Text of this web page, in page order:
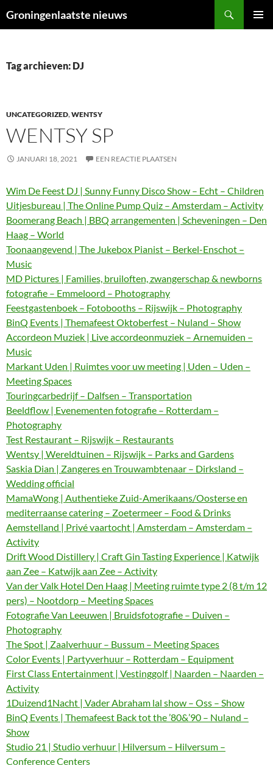
naar
Groningenlaatste nieuws
Tag archieven: DJ
UNCATEGORIZED,WENTSY
WENTSY SP
JANUARI 18, 2021 EEN REACTIE PLAATSEN
Wim De Feest DJ | Sunny Funny Disco Show – Echt – Children
Uitjesbureau | The Online Pump Quiz – Amsterdam – Activity
Boomerang Beach | BBQ arrangementen | Scheveningen – Den
Haag – World
Toonaangevend | The Jukebox Pianist – Berkel-Enschot –
Music
MD Pictures | Families, bruiloften, zwangerschap & newborns
fotografie – Emmeloord – Photography
Feestgastenboek – Fotobooths – Rijswijk – Photography
BinQ Events | Themafeest Oktoberfest – Nuland – Show
Accordeon Muziek | Live accordeonmuziek – Arnemuiden –
Music
Markant Uden | Ruimtes voor uw meeting | Uden – Uden –
Meeting Spaces
Touringcarbedrijf – Dalfsen – Transportation
Beeldflow | Evenementen fotografie – Rotterdam –
Photography
Test Restaurant – Rijswijk – Restaurants
Wentsy | Wereldtuinen – Rijswijk – Parks and Gardens
Saskia Dian | Zangeres en Trouwambtenaar – Dirksland –
Wedding official
MamaWong | Authentieke Zuid-Amerikaans/Oosterse en
mediterraanse catering – Zoetermeer – Food & Drinks
Aemstelland | Privé vaartocht | Amsterdam – Amsterdam –
Activity
Drift Wood Distillery | Craft Gin Tasting Experience | Katwijk
aan Zee – Katwijk aan Zee – Activity
Van der Valk Hotel Den Haag | Meeting ruimte type 2 (8 t/m 12
pers) – Nootdorp – Meeting Spaces
Fotografie Van Leeuwen | Bruidsfotografie – Duiven –
Photography
The Spot | Zaalverhuur – Bussum – Meeting Spaces
Color Events | Partyverhuur – Rotterdam – Equipment
First Class Entertainment | Vestinggolf | Naarden – Naarden –
Activity
1Duizend1Nacht | Vader Abraham lal show – Oss – Show
BinQ Events | Themafeest Back tot the ’80&’90 – Nuland –
Show
Studio 21 | Studio verhuur | Hilversum – Hilversum –
Conference Centers